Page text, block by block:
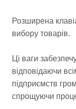
Розширена
вибору товарів.
Ці ваги
відповідаючи
підприємств
спрощуючи